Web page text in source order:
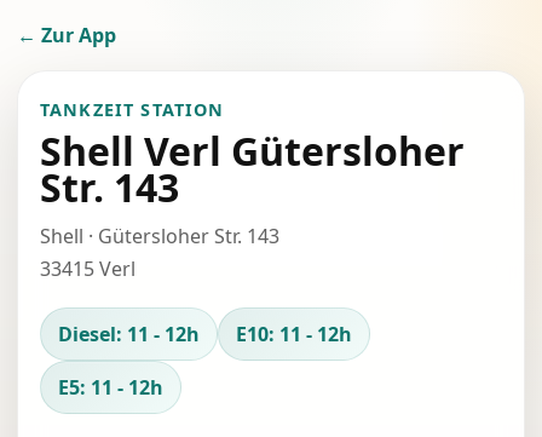
← Zur App
TANKZEIT STATION
Shell Verl Gütersloher
Str. 143
Shell · Gütersloher Str. 143
33415 Verl
Diesel: 11 - 12h
E10: 11 - 12h
E5: 11 - 12h